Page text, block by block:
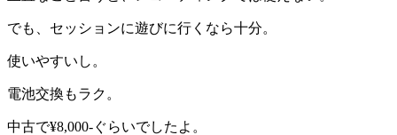
でも、セッションに遊びに行くなら十分。
使いやすいし。
電池交換もラク。
中古で¥8,000-ぐらいでしたよ。